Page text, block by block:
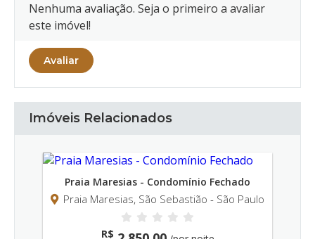
Nenhuma avaliação. Seja o primeiro a avaliar
este imóvel!
Avaliar
Imóveis Relacionados
- Condomínio Fechado
São Sebastião - São Paulo